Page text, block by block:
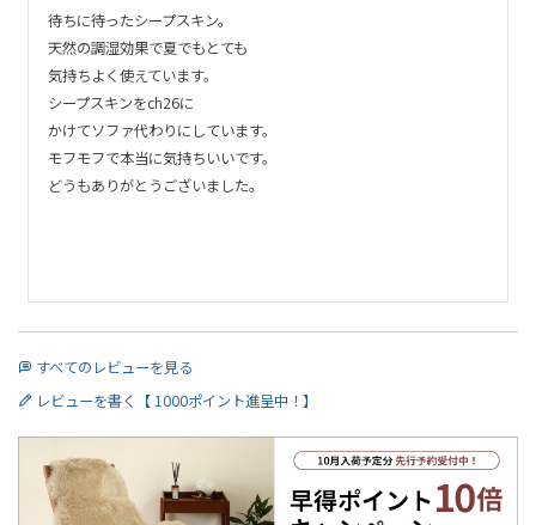
待ちに待ったシープスキン。
天然の調湿効果で夏でもとても
気持ちよく使えています。
シープスキンをch26に
かけてソファ代わりにしています。
モフモフで本当に気持ちいいです。
どうもありがとうございました。
すべてのレビューを見る
レビューを書く【 1000ポイント進呈中！】